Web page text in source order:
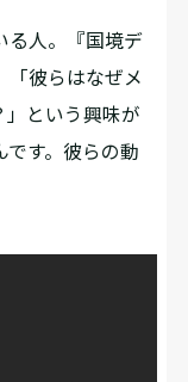
る人。『国境デ
「彼らはなぜメ
」という興味が
す。彼らの動